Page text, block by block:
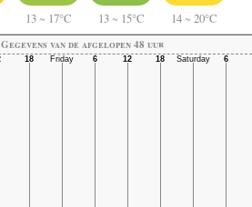
13 ~ 17°C 13 ~ 15°C 14 ~ 20°C
Gegevens van de afgelopen 48 uur